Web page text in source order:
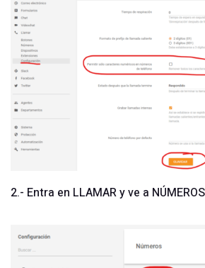
2.- Entra en LLAMAR y ve a